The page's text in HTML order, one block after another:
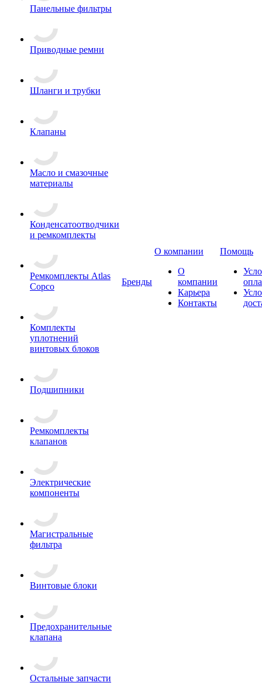
Панельные фильтры
Приводные ремни
Шланги и трубки
Клапаны
Масло и смазочные
материалы
Конденсатоотводчики
и ремкомплекты
Ремкомплекты Atlas
Copco
Комплекты
уплотнений
винтовых блоков
Подшипники
Ремкомплекты
клапанов
Электрические
компоненты
Магистральные
фильтра
Винтовые блоки
Предохранительные
клапана
Остальные запчасти
Бренды
О компании
О
компании
Карьера
Контакты
Помощь